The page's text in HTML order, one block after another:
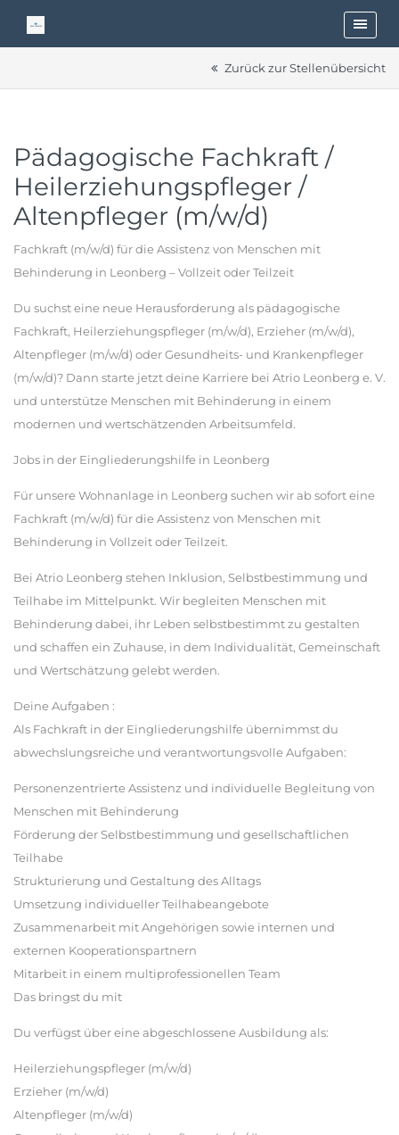
Zurück zur Stellenübersicht
Pädagogische Fachkraft /
Heilerziehungspfleger /
Altenpfleger (m/w/d)
Fachkraft (m/w/d) für die Assistenz von Menschen mit
Behinderung in Leonberg – Vollzeit oder Teilzeit
Du suchst eine neue Herausforderung als pädagogische
Fachkraft, Heilerziehungspfleger (m/w/d), Erzieher (m/w/d),
Altenpfleger (m/w/d) oder Gesundheits- und Krankenpfleger
(m/w/d)? Dann starte jetzt deine Karriere bei Atrio Leonberg e. V.
und unterstütze Menschen mit Behinderung in einem
modernen und wertschätzenden Arbeitsumfeld.
Jobs in der Eingliederungshilfe in Leonberg
Für unsere Wohnanlage in Leonberg suchen wir ab sofort eine
Fachkraft (m/w/d) für die Assistenz von Menschen mit
Behinderung in Vollzeit oder Teilzeit.
Bei Atrio Leonberg stehen Inklusion, Selbstbestimmung und
Teilhabe im Mittelpunkt. Wir begleiten Menschen mit
Behinderung dabei, ihr Leben selbstbestimmt zu gestalten
und schaffen ein Zuhause, in dem Individualität, Gemeinschaft
und Wertschätzung gelebt werden.
Deine Aufgaben :
Als Fachkraft in der Eingliederungshilfe übernimmst du
abwechslungsreiche und verantwortungsvolle Aufgaben:
Personenzentrierte Assistenz und individuelle Begleitung von
Menschen mit Behinderung
Förderung der Selbstbestimmung und gesellschaftlichen
Teilhabe
Strukturierung und Gestaltung des Alltags
Umsetzung individueller Teilhabeangebote
Zusammenarbeit mit Angehörigen sowie internen und
externen Kooperationspartnern
Mitarbeit in einem multiprofessionellen Team
Das bringst du mit
Du verfügst über eine abgeschlossene Ausbildung als:
Heilerziehungspfleger (m/w/d)
Erzieher (m/w/d)
Altenpfleger (m/w/d)